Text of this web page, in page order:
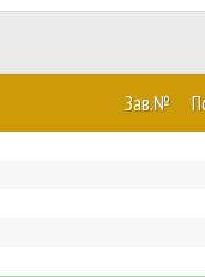
Зав.№